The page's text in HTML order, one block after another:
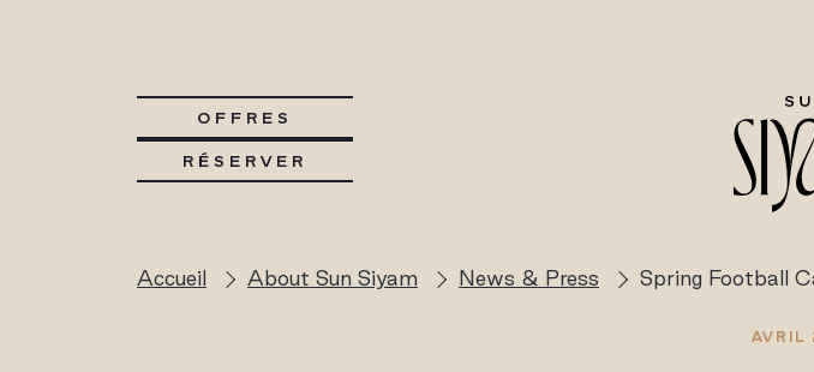
OFFRES
RÉSERVER
Accueil About Sun Siyam News & Press Spring Football
AVRIL